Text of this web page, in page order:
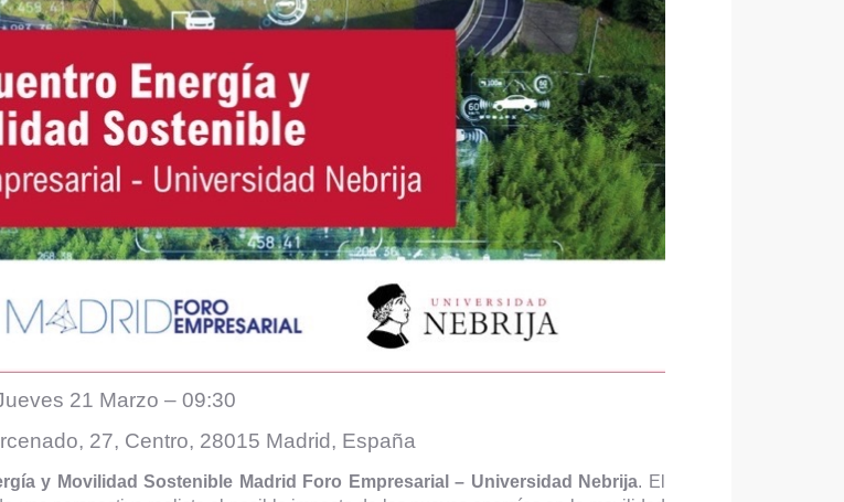
21 Marzo – 09:30
27, Centro, 28015 Madrid, España
y Movilidad Sostenible Madrid Foro Empresarial – Universidad Nebrija. El